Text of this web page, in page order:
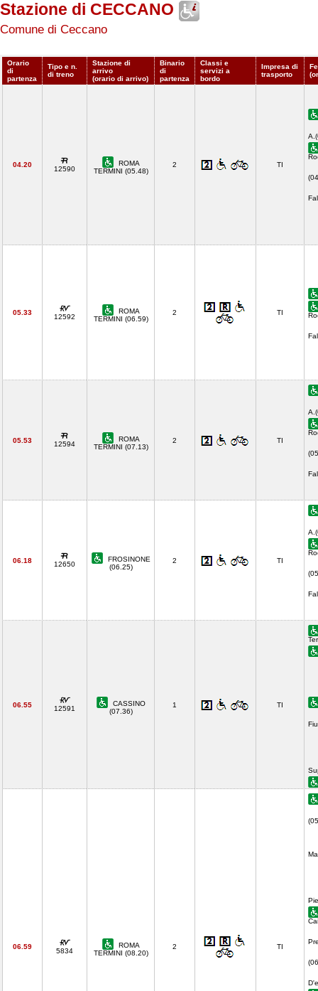
Stazione di CECCANO
Comune di Ceccano
Orario
di
partenza
Tipo e n.
di treno
Stazione di
arrivo
(orario di arrivo)
Binario
di
partenza
Classi e
servizi a
bordo
Impresa di
trasporto
04.20
12590
ROMA
TERMINI (05.48)
2 TI
05.33
12592
ROMA
TERMINI (06.59)
2 TI
05.53 12594
ROMA
TERMINI (07.13)
2 TI
06.18 12650
FROSINONE
(06.25)
2 TI
06.55 12591
CASSINO
(07.36)
1 TI
06.59
5834
ROMA
TERMINI (08.20)
2 TI